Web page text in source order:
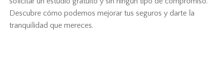
Descubre cómo podemos mejorar tus seguros y darte la
tranquilidad que mereces.